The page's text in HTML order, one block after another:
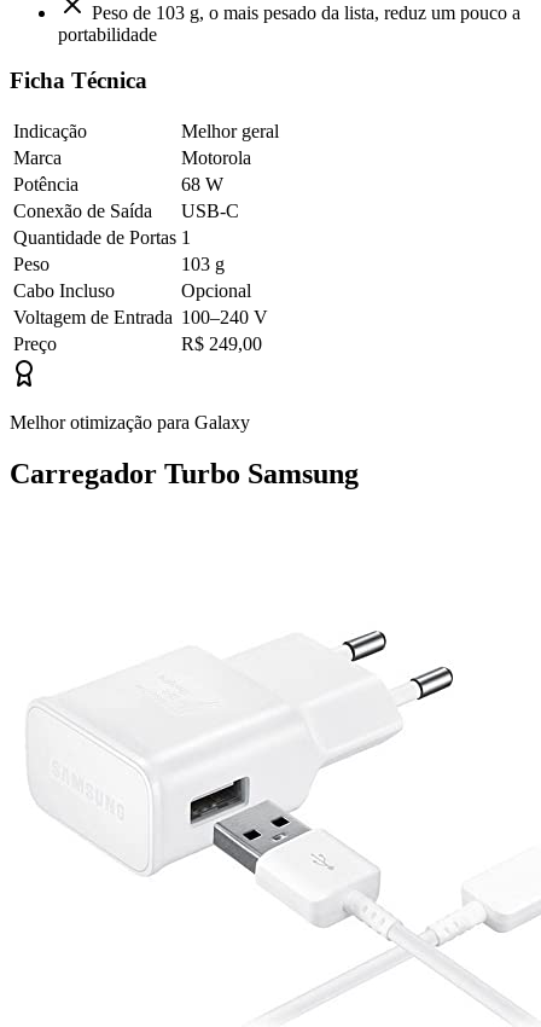
Peso de 103 g, o mais pesado da lista, reduz um pouco a
portabilidade
Ficha Técnica
Indicação
Melhor geral
Marca
Motorola
Potência
68 W
Conexão de Saída
USB-C
Quantidade de Portas 1
Peso
103 g
Cabo Incluso
Opcional
Voltagem de Entrada 100–240 V
Preço
R$ 249,00
Melhor otimização para Galaxy
Carregador Turbo Samsung